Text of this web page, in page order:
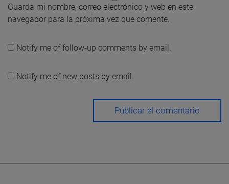
Guarda mi nombre, correo electrónico y web en este
navegador para la próxima vez que comente.
Notify me of follow-up comments by email.
Notify me of new posts by email.